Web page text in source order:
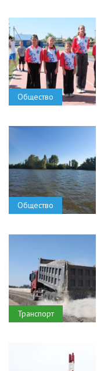
Общество
Общество
Транспорт